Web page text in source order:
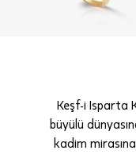
Keşf-i Isparta
büyülü
kadim